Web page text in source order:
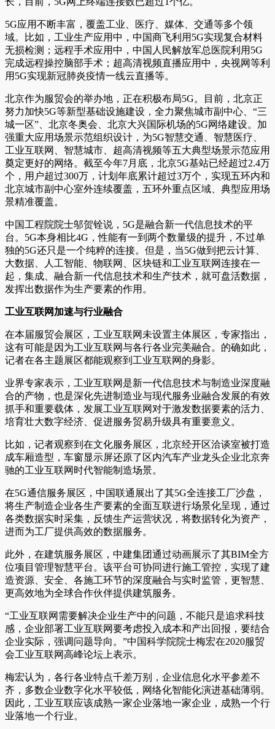
5G应用不断丰富，覆盖工业、医疗、媒体、交通等多个领
域。比如，工业生产应用中，中国商飞利用5G实现复合材料
无损检测；远程手术应用中，中国人民解放军总医院利用5G
完成远程操控脑部手术；超高清视频直播应用中，央视网等利
用5G实现新冠肺炎疫情一线云直播等。
北京作为服贸会的举办地，正在积极布局5G。目前，北京正
努力加快5G等新型基础设施建设，全力聚焦城市副中心、“三
城一区”、北京冬奥会、北京大兴国际机场的5G网络建设。加
强重大应用场景示范组织设计，为5G智慧交通、智慧医疗、
工业互联网、智慧城市、超高清视频等五大典型场景示范应用
奠定更好的网络。截至今年7月底，北京5G基站已经超过2.4万
个，用户超过300万，计划年底累计超过3万个，实现五环内和
北京城市副中心室外连续覆盖，五环外重点区域、典型应用场
景精准覆盖。
中国工程院院士邬贺铨说，5G是融合新一代信息技术的平
台。5G本身相比4G，性能有一到两个数量级的提升，不过单
独的5G还只是一个纯粹的连接。但是，当5G做到把云计算、
大数据、人工智能、物联网、区块链和工业互联网连接在一
起，集成、融合新一代信息技术和生产技术，就可盘活数据，
发挥出数据作为生产要素的作用。
工业互联网加速与行业融合
在本届服贸会展区，工业互联网未设置主体展区，专家指出，
这有可能是因为工业互联网与各行各业完美融合。的确如此，
记者在各主题展区都能观察到工业互联网的身影。
业界专家表示，工业互联网是新一代信息技术与制造业深度融
合的产物，也是深化先进制造业与现代服务业融合发展的有效
抓手和重要载体，发展工业互联网对于激发数据要素的活力、
培育壮大数字经济、促进服务贸易升级具有重要意义。
比如，记者观察到在文化服务展区，北京经开区洽谈室被打造
成车厢造型，车窗显示屏还原了区内汽车产业龙头企业北京奔
驰的工业互联网时代智能制造场景。
在5G通信服务展区，中国联通展出了其5G全连接工厂沙盘，
将生产制造企业各生产要素的全面互联进行场景化呈现，通过
各类数据实时采集，反馈生产运营状况，将数据转化为资产，
进而为工厂提供高效的数据服务。
此外，在建筑服务展区，中建集团通过动画展示了其BIM全方
位项目管理智慧平台。该平台可协同进行施工管控，实现了建
造资源、安全、各施工环节的深度融合与实时监管，更智慧、
更高效地为全球合作伙伴提供建筑服务。
“工业互联网需要解决企业生产中的问题，不能只是追求科技
感，企业部署工业互联网要考虑投入成本和产出回报，要结合
企业实际，强调问题导向。”中国科学院院士梅宏在2020服贸
会工业互联网高峰论坛上表示。
梅宏认为，各行各业特点千差万别，企业信息化水平参差不
齐，多数企业数字化水平较低，网络化智能化演进基础薄弱。
因此，工业互联应该成熟一家企业落地一家企业，成熟一个行
业落地一个行业。